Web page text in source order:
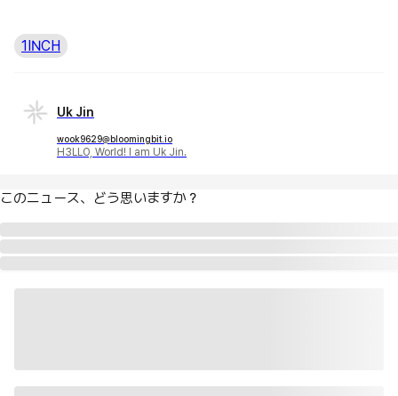
1INCH
Uk Jin
wook9629@bloomingbit.io
H3LLO, World! I am Uk Jin.
このニュース、どう思いますか？